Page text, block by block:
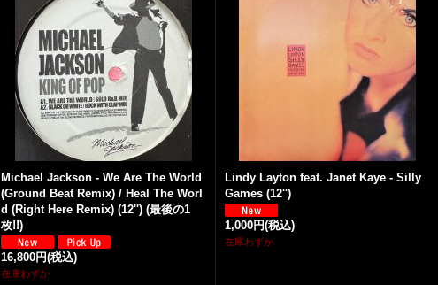
Michael Jackson - We Are The World
(Ground Beat Remix) / Heal The Worl
d (Right Here Remix) (12'') (最後の1
枚!!)
16,800円(税込)
在庫わずか
Lindy Layton feat. Janet Kaye - Silly
Games (12'')
1,000円(税込)
在庫わずか